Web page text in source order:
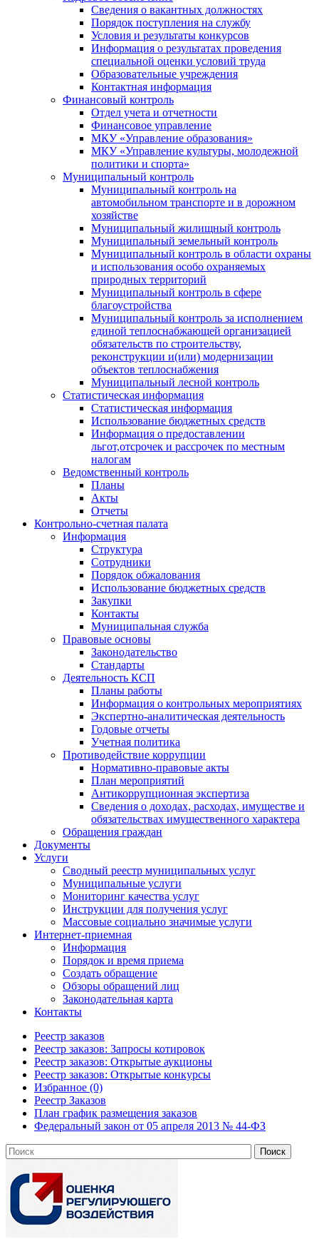
Сведения о вакантных должностях
Порядок поступления на службу
Условия и результаты конкурсов
Информация о результатах проведения
специальной оценки условий труда
Образовательные учреждения
Контактная информация
Финансовый контроль
Отдел учета и отчетности
Финансовое управление
МКУ «Управление образования»
МКУ «Управление культуры, молодежной
политики и спорта»
Муниципальный контроль
Муниципальный контроль на
автомобильном транспорте и в дорожном
хозяйстве
Муниципальный жилищный контроль
Муниципальный земельный контроль
Муниципальный контроль в области охраны
и использования особо охраняемых
природных территорий
Муниципальный контроль в сфере
благоустройства
Муниципальный контроль за исполнением
единой теплоснабжающей организацией
обязательств по строительству,
реконструкции и(или) модернизации
объектов теплоснабжения
Муниципальный лесной контроль
Статистическая информация
Статистическая информация
Использование бюджетных средств
Информация о предоставлении
льгот,отсрочек и рассрочек по местным
налогам
Ведомственный контроль
Планы
Акты
Отчеты
Контрольно-счетная палата
Информация
Структура
Сотрудники
Порядок обжалования
Использование бюджетных средств
Закупки
Контакты
Муниципальная служба
Правовые основы
Законодательство
Стандарты
Деятельность КСП
Планы работы
Информация о контрольных мероприятиях
Экспертно-аналитическая деятельность
Годовые отчеты
Учетная политика
Противодействие коррупции
Нормативно-правовые акты
План мероприятий
Антикоррупционная экспертиза
Сведения о доходах, расходах, имуществе и
обязательствах имущественного характера
Обращения граждан
Документы
Услуги
Сводный реестр муниципальных услуг
Муниципальные услуги
Мониторинг качества услуг
Инструкции для получения услуг
Массовые социально значимые услуги
Интернет-приемная
Информация
Порядок и время приема
Создать обращение
Обзоры обращений лиц
Законодательная карта
Контакты
Реестр заказов
Реестр заказов: Запросы котировок
Реестр заказов: Открытые аукционы
Реестр заказов: Открытые конкурсы
Избранное (0)
Реестр Заказов
План график размещения заказов
Федеральный закон от 05 апреля 2013 № 44-ФЗ